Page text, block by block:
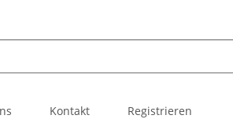
Kontakt Registrieren